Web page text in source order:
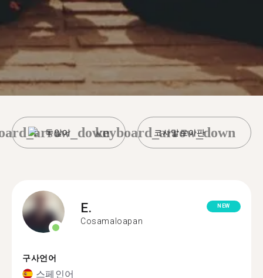
독일어 코사말로아판
keyboard_arrow_down
E.
Cosamaloapan
NEW
구사언어
스페인어